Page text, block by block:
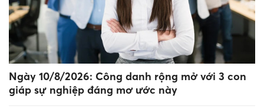
Ngày 10/8/2026: Công danh rộng mở với 3 con
giáp sự nghiệp đáng mơ ước này